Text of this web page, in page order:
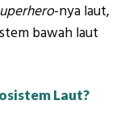
-nya laut,
bawah laut
Laut?